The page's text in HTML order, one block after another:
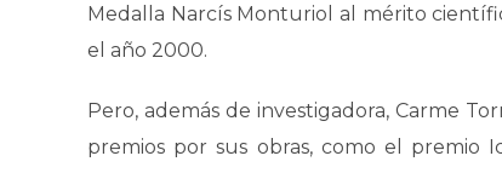
Medalla Narcís Monturiol al mérito
el año 2000.
Pero, además de investigadora, Carme
premios por sus obras, como el